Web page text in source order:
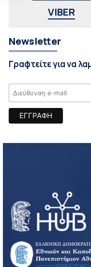
VIBER
Newsletter
Γραφτείτε για να